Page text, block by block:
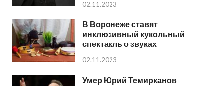
02.11.2023
В Воронеже ставят
инклюзивный кукольный
спектакль о звуках
02.11.2023
Умер Юрий Темирканов